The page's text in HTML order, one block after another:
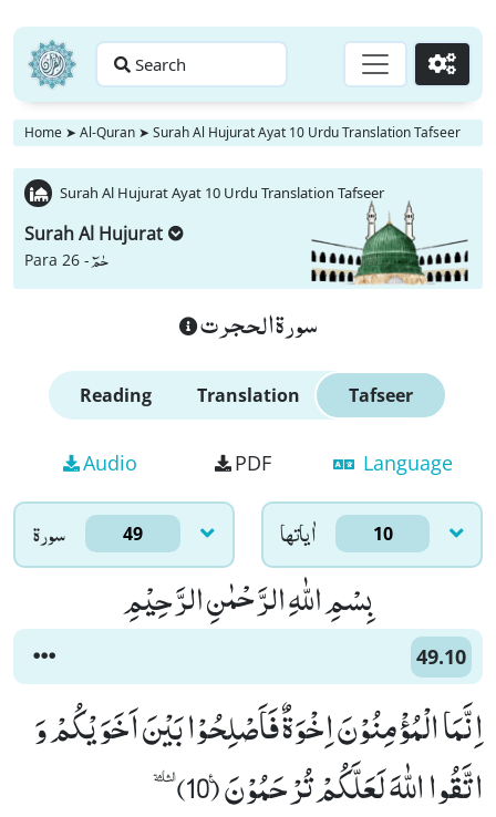
Search Go
Home ➤ Al-Quran ➤ Surah Al Hujurat Ayat 10 Urdu Translation Tafseer
Surah Al Hujurat Ayat 10 Urdu Translation Tafseer
Surah Al Hujurat
Para 26 -حٰمٓ
سورة الحجرت
Reading Translation Tafseer
Audio PDF Language
سورۃ 49 اٰياتها 10
بِسْمِ اللّٰهِ الرَّحْمٰنِ الرَّحِیْمِ
49.10
اِنَّمَا الْمُؤْمِنُوْنَ اِخْوَةٌ فَاَصْلِحُوْا بَیْنَ اَخَوَیْكُمْ وَ
اتَّقُوا اللّٰهَ لَعَلَّكُمْ تُرْحَمُوْنَ۠ (10)ٝ